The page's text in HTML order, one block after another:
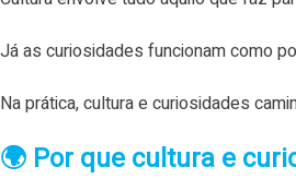
Já as curiosidades funcionam como
Na prática, cultura e curiosidades
🌍 Por que cultura e